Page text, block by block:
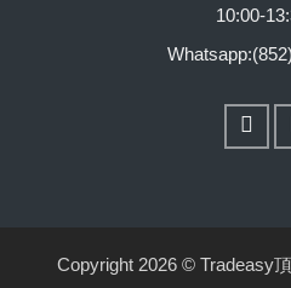
10:00-
Copyright 2026 © Tradeasy